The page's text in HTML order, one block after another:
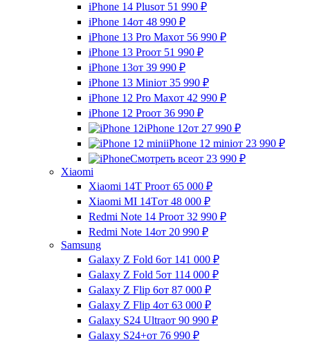
iPhone 14 Plusот 51 990 ₽
iPhone 14от 48 990 ₽
iPhone 13 Pro Maxот 56 990 ₽
iPhone 13 Proот 51 990 ₽
iPhone 13от 39 990 ₽
iPhone 13 Miniот 35 990 ₽
iPhone 12 Pro Maxот 42 990 ₽
iPhone 12 Proот 36 990 ₽
iPhone 12от 27 990 ₽
iPhone 12 miniот 23 990 ₽
Смотреть всеот 23 990 ₽
Xiaomi
Xiaomi 14T Proот 65 000 ₽
Xiaomi MI 14Tот 48 000 ₽
Redmi Note 14 Proот 32 990 ₽
Redmi Note 14от 20 990 ₽
Samsung
Galaxy Z Fold 6от 141 000 ₽
Galaxy Z Fold 5от 114 000 ₽
Galaxy Z Flip 6от 87 000 ₽
Galaxy Z Flip 4от 63 000 ₽
Galaxy S24 Ultraот 90 990 ₽
Galaxy S24+от 76 990 ₽